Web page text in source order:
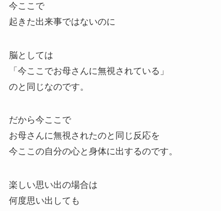
今ここで
起きた出来事ではないのに
脳としては
「今ここでお母さんに無視されている」
のと同じなのです。
だから今ここで
お母さんに無視されたのと同じ反応を
今ここの自分の心と身体に出するのです。
楽しい思い出の場合は
何度思い出しても